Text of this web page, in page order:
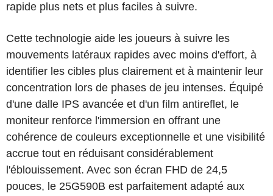
rapide plus nets et plus faciles à suivre.
Cette technologie aide les joueurs à suivre les
mouvements latéraux rapides avec moins d'effort, à
identifier les cibles plus clairement et à maintenir leur
concentration lors de phases de jeu intenses. Équipé
d'une dalle IPS avancée et d'un film antireflet, le
moniteur renforce l'immersion en offrant une
cohérence de couleurs exceptionnelle et une visibilité
accrue tout en réduisant considérablement
l'éblouissement. Avec son écran FHD de 24,5
pouces, le 25G590B est parfaitement adapté aux